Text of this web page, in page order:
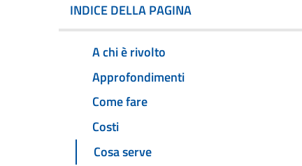
INDICE DELLA PAGINA
A chi è rivolto
Approfondimenti
Come fare
Costi
Cosa serve